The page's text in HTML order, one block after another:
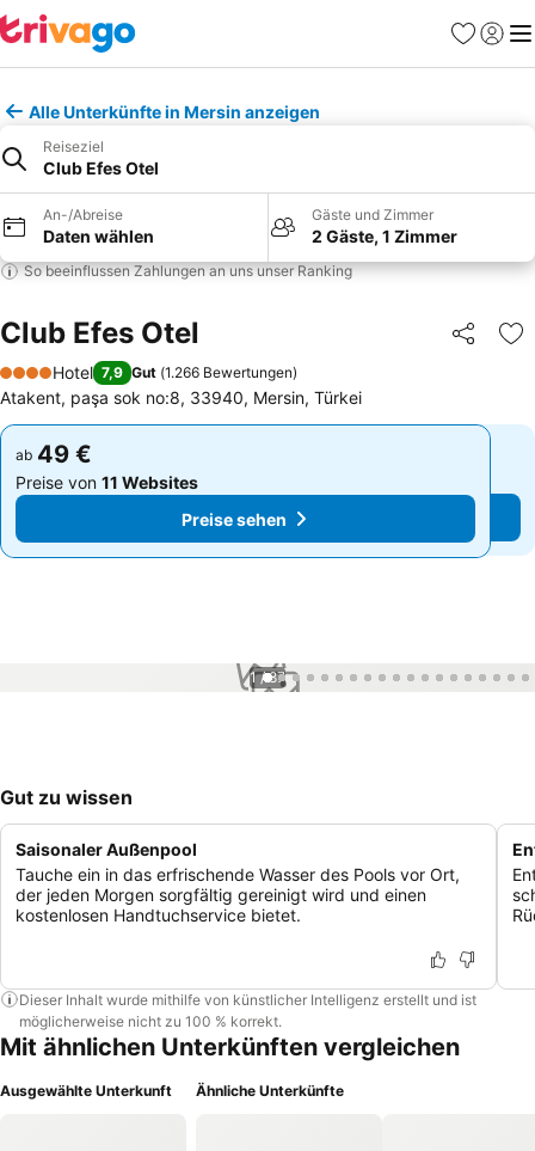
Favoriten
Alle Unterkünfte in Mersin anzeigen
Reiseziel
Club Efes Otel
An-/Abreise
Daten wählen
Gäste und Zimmer
2 Gäste, 1 Zimmer
So beeinflussen Zahlungen an uns unser Ranking
Club Efes Otel Teilen
4 Sterne
Hotel 7,9 Gut (1.266 Bewertungen)
Atakent, paşa sok no:8, 33940, Mersin, Türkei
ab 49 €
Preise von 11 Websites
Preise sehen
ab 49 €
Preise von 11 Websites
Preise sehen
1 / 87
Gut zu wissen
Saisonaler Außenpool
Tauche ein in das erfrischende Wasser des Pools vor Ort,
der jeden Morgen sorgfältig gereinigt wird und einen
kostenlosen Handtuchservice bietet.
Dieser Inhalt wurde mithilfe von künstlicher Intelligenz erstellt und ist
möglicherweise nicht zu 100 % korrekt.
Mit ähnlichen Unterkünften vergleichen
Ausgewählte Unterkunft Ähnliche Unterkünfte